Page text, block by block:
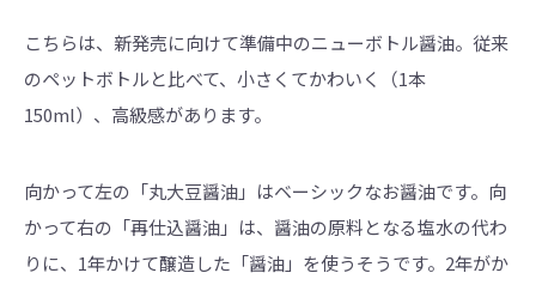
こちらは、新発売に向けて準備中のニューボトル醤油。従来
のペットボトルと比べて、小さくてかわいく（1本
150ml）、高級感があります。
向かって左の「丸大豆醤油」はベーシックなお醤油です。向
かって右の「再仕込醤油」は、醤油の原料となる塩水の代わ
りに、1年かけて醸造した「醤油」を使うそうです。2年がか